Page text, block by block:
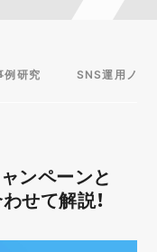
例研究 SNS運用ノウ
ンペーンと
せて解説！